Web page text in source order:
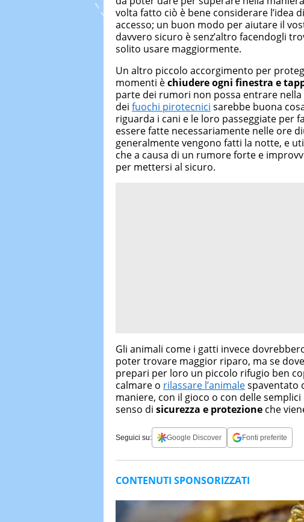
volta fatto ciò è bene considerare l’idea
accesso; un buon modo per aiutare il
davvero sicuro è senz’altro facendogli
solito usare maggiormente.
Un altro piccolo accorgimento per
momenti èchiudere ogni finestra e
parte dei rumori non possa entrare
dei fuochi pirotecnici sarebbe buona
riguarda i cani e le loro passeggiate per
essere fatte necessariamente nelle ore
generalmente vengono fatti la notte, e
che a causa di un rumore forte e
per mettersi al sicuro.
Gli animali come i gatti invece
poter trovare maggior riparo, ma se
prepari per loro un piccolo rifugio ben
calmare o rilassare l’animalespaventato
maniere, con il gioco o con delle
senso di sicurezza e protezione che
Seguici su: Google Discover Fonti preferite